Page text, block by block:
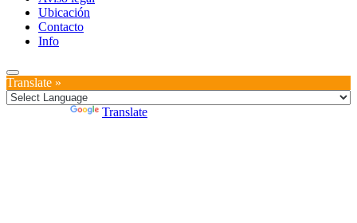
Ubicación
Contacto
Info
Translate »
Translate